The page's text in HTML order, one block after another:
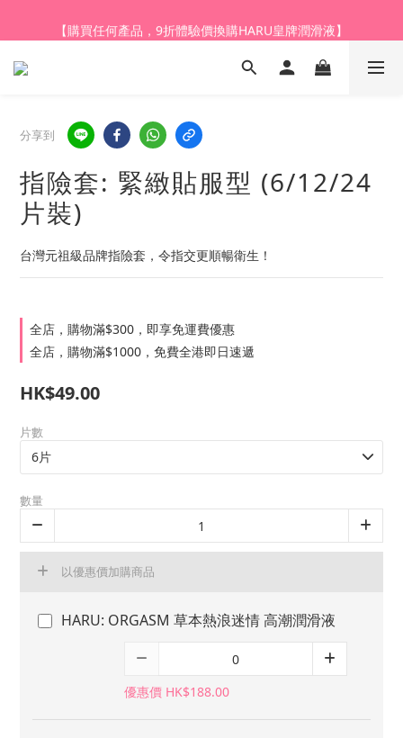
【登記會員，全店購物滿$1,000，即享全單95折】
【購買任何產品，9折體驗價換購HARU皇牌潤滑液】
【登記會員，全店購物滿$1,000，即享全單95折】
分享到
指險套: 緊緻貼服型 (6/12/24
片裝)
台灣元祖級品牌指險套，令指交更順暢衛生！
全店，購物滿$300，即享免運費優惠
全店，購物滿$1000，免費全港即日速遞
HK$49.00
片數
數量
以優惠價加購商品
HARU: ORGASM 草本熱浪迷情 高潮潤滑液
優惠價 HK$188.00